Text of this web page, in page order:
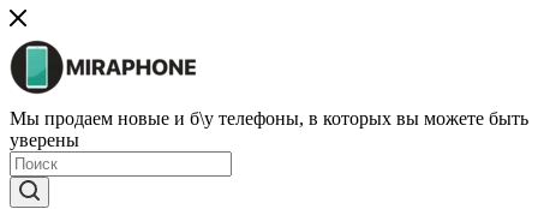
Мы продаем новые и б\у телефоны, в которых вы можете быть
уверены